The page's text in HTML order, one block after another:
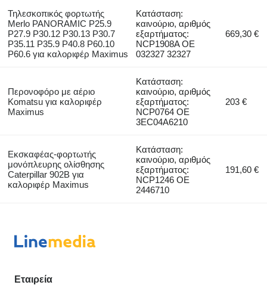
Τηλεσκοπικός φορτωτής
Merlo PANORAMIC P25.9
P27.9 P30.12 P30.13 P30.7
P35.11 P35.9 P40.8 P60.10
P60.6 για καλοριφέρ Maximus
Κατάσταση:
καινούριο, αριθμός
εξαρτήματος:
NCP1908A OE
032327 32327
669,30 €
Περονοφόρο με αέριο
Komatsu για καλοριφέρ
Maximus
Κατάσταση:
καινούριο, αριθμός
εξαρτήματος:
NCP0764 OE
3EC04A6210
203 €
Εκσκαφέας-φορτωτής
μονόπλευρης ολίσθησης
Caterpillar 902B για
καλοριφέρ Maximus
Κατάσταση:
καινούριο, αριθμός
εξαρτήματος:
NCP1246 OE
2446710
191,60 €
Εταιρεία